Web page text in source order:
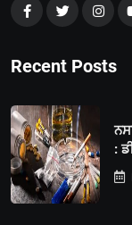
Recent Posts
: